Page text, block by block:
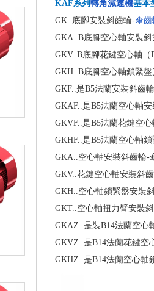
KAF系列 轉角減速機基本
GK..底腳安裝斜齒輪-傘齒
GKA..B底腳空心軸安裝
GKV..B底腳花鍵空心軸
GKH..B底腳空心軸鎖緊
GKF..是B5法蘭安裝斜齒
GKAF..是B5法蘭空心軸
GKVF..是B5法蘭花鍵空
GKHF..是B5法蘭空心軸
GKA..空心軸安裝斜齒輪-
GKV..花鍵空心軸安裝斜
GKH..空心軸鎖緊盤安裝
GKT..空心軸扭力臂安裝
GKAZ..是裝B14法蘭空心
GKVZ..是B14法蘭花鍵空
GKHZ..是B14法蘭空心軸